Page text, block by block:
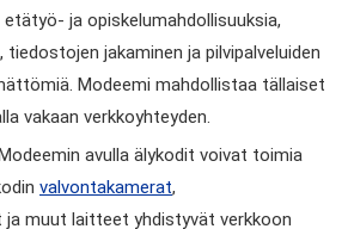
ja opiskelumahdollisuuksia,
tiedostojen jakaminen ja pilvipalveluiden
Modeemi mahdollistaa tällaiset
vakaan verkkoyhteyden.
avulla älykodit voivat toimia
valvontakamerat,
muut laitteet yhdistyvät verkkoon